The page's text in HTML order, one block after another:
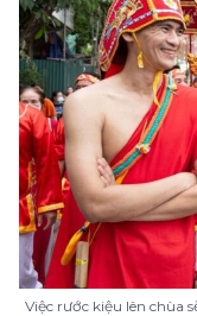
Việc rước kiệu lên chùa